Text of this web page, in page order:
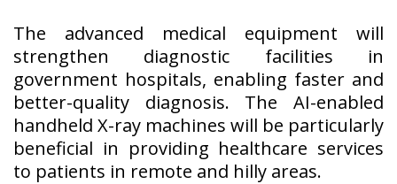
The advanced medical equipment will
strengthen diagnostic facilities in
government hospitals, enabling faster and
better-quality diagnosis. The AI-enabled
handheld X-ray machines will be particularly
beneficial in providing healthcare services
to patients in remote and hilly areas.